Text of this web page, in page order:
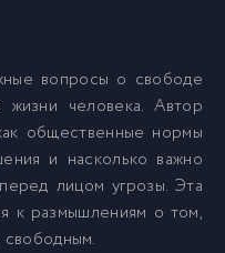
вопросы о свободе
человека. Автор
общественные нормы
и насколько важно
лицом угрозы. Эта
к размышлениям о том,
свободным.